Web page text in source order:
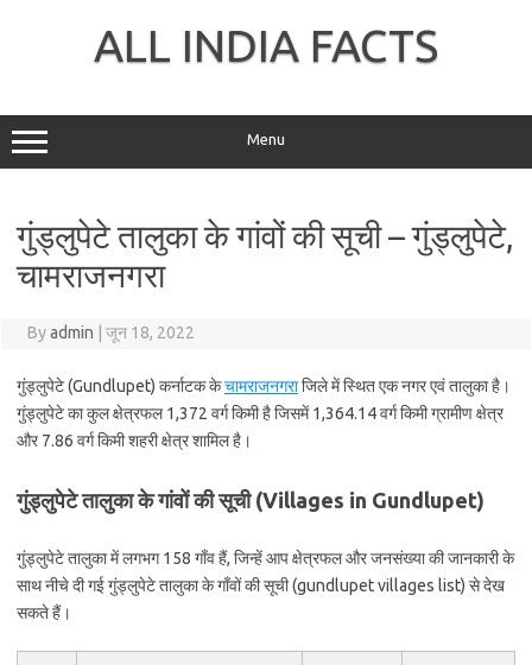
ALL INDIA FACTS
Menu
गुंड्लुपेटे तालुका के गांवों की सूची – गुंड्लुपेटे,
चामराजनगरा
Byadmin जून 18, 2022
गुंड्लुपेटे (Gundlupet) कर्नाटक केचामराजनगराजिले में स्थित एक नगर एवं तालुका है।
गुंड्लुपेटे का कुल क्षेत्रफल 1,372 वर्ग किमी है जिसमें 1,364.14 वर्ग किमी ग्रामीण क्षेत्र
और 7.86 वर्ग किमी शहरी क्षेत्र शामिल है।
गुंड्लुपेटे तालुका के गांवों की सूची (Villages in Gundlupet)
गुंड्लुपेटे तालुका में लगभग 158 गाँव हैं, जिन्हें आप क्षेत्रफल और जनसंख्या की जानकारी के
साथ नीचे दी गई गुंड्लुपेटे तालुका के गाँवों की सूची (gundlupet villages list) से देख
सकते हैं।